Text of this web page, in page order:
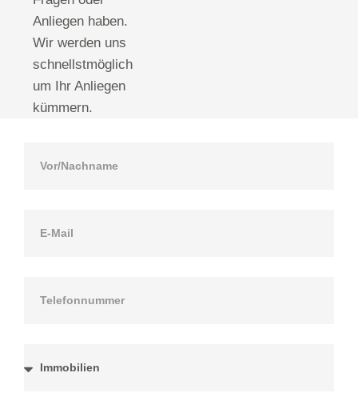
Anliegen haben.
Wir werden uns
schnellstmöglich
um Ihr Anliegen
kümmern.